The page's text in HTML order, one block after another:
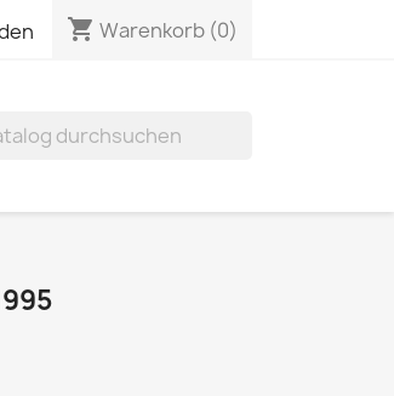
shopping_cart Warenkorb (0)